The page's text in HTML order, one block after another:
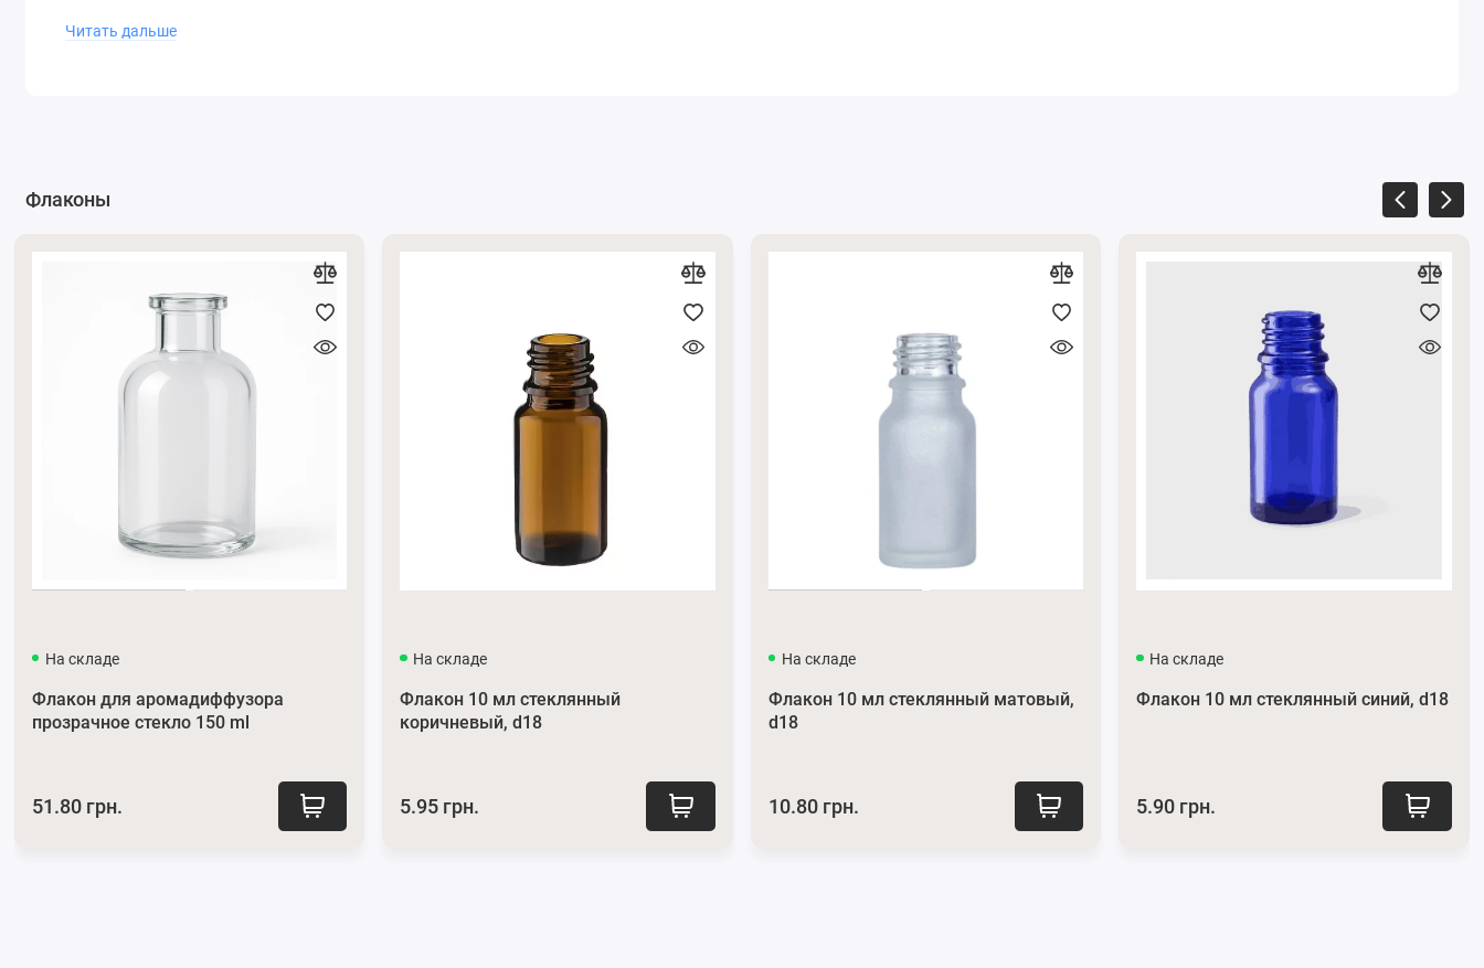
Точная дозировка:Благодаря тонкому капилляру и резиновой помпе вы сможете легко отмерить необходимое
Долговечность:
Изготовлена ​​из крепкого материала и имеет долгий срок службы.
хорошо подойдет флаконам светлого цвета.
За консультацией обращайтесь по или пишите нам в мессенджеры
Подписывайтесь на наши официальные страницы в
Читать дальше
Флаконы
На складе
Флакон для аромадиффузора
прозрачное стекло 150 ml
51.80 грн.
На складе
Флакон 10 мл стеклянный
коричневый, d18
5.95 грн.
На складе
Флакон 10 мл стеклянный матовый,
d18
10.80 грн.
На складе
Флакон 10 мл стеклянный синий, d18
5.90 грн.